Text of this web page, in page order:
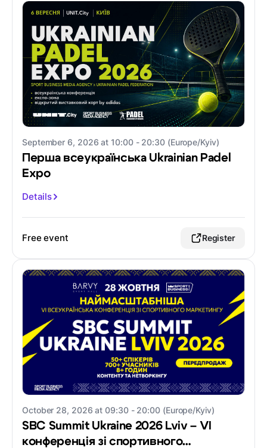
September 6, 2026 at 10:00 - 20:30 (Europe/Kyiv)
Перша всеукраїнська Ukrainian Padel
Expo
Details
Free event Register
October 28, 2026 at 09:30 - 20:00 (Europe/Kyiv)
SBC Summit Ukraine 2026 Lviv – VI
конференція зі спортивного